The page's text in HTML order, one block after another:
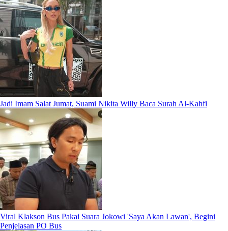
Jadi Imam Salat Jumat, Suami Nikita Willy Baca Surah Al-Kahfi
Viral Klakson Bus Pakai Suara Jokowi 'Saya Akan Lawan', Begini
Penjelasan PO Bus